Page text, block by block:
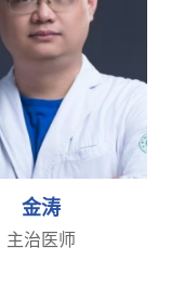
金涛
主治医师